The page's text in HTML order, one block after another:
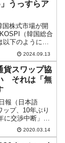
うっすらア
国株式市場が開
（韓国総合
以下のようにな
用）。前日の陽
、今のところ薄
2024.09.13
貨スワップ協
それは「無
報（日本語
ップ、10年ぶり
交渉中断」と
ォールストリー
日(現地時間)、
2020.03.14